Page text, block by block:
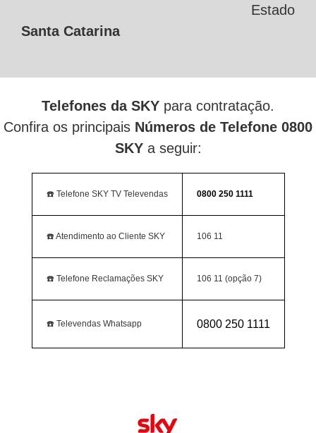
Estado
Santa Catarina
Telefones da SKY para contratação.
Confira os principais Números de Telefone 0800
SKYa seguir:
☎️ Telefone SKY TV Televendas 0800 250 1111
☎️ Atendimento ao Cliente SKY 106 11
☎️ Telefone Reclamações SKY 106 11 (opção 7)
☎️ Televendas Whatsapp 0800 250 1111